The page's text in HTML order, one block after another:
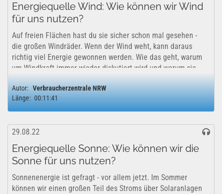
Energiequelle Wind: Wie können wir Wind
für uns nutzen?
Auf freien Flächen hast du sie sicher schon mal gesehen -
die großen Windräder. Wenn der Wind weht, kann daraus
richtig viel Energie gewonnen werden. Wie das geht, warum
um Windkraft immer wieder diskutiert wird und warum sie
besser ist, als Energie aus...
Autor: Verbraucherzentrale NRW
Länge: 00:11:41
29.08.22
Energiequelle Sonne: Wie können wir die
Sonne für uns nutzen?
Sonnenenergie ist gefragt - vor allem jetzt. Im Sommer
können wir einen großen Teil des Stroms über Solaranlagen